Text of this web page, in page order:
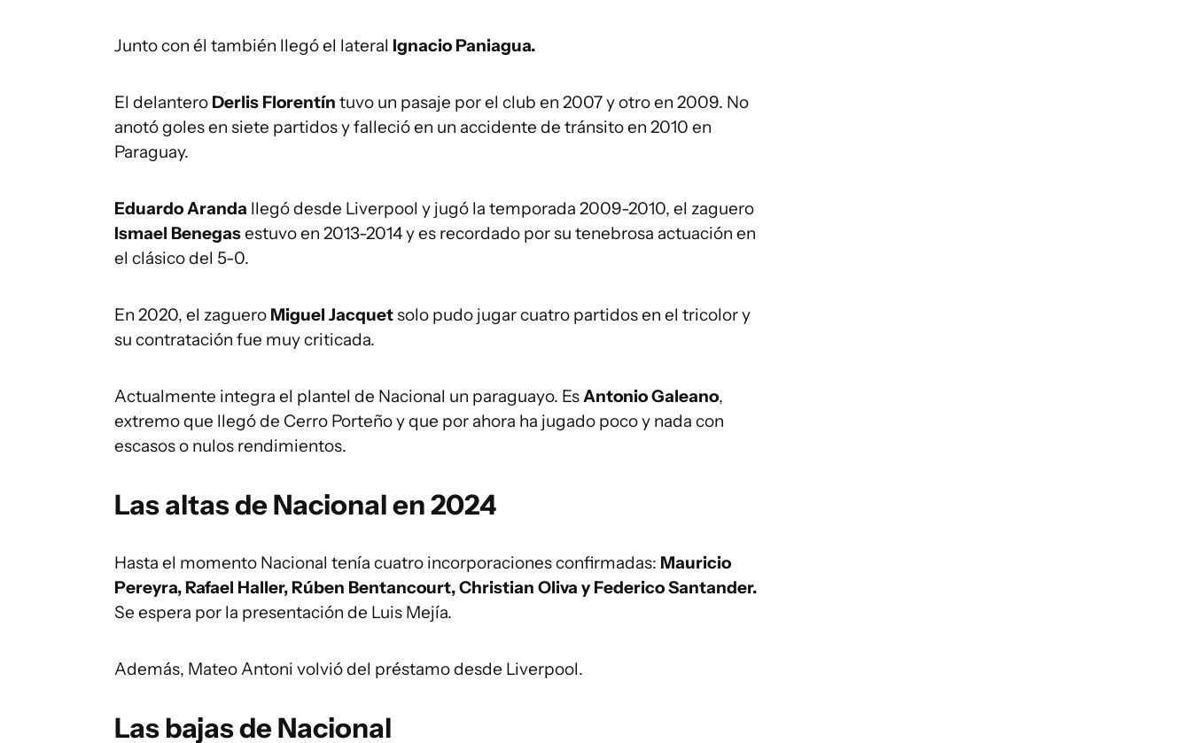
Junto con él también llegó el lateral Ignacio Paniagua.
El delantero Derlis Florentín tuvo un pasaje por el club en 2007 y otro en 2009. No
anotó goles en siete partidos y falleció en un accidente de tránsito en 2010 en
Paraguay.
Eduardo Aranda llegó desde Liverpool y jugó la temporada 2009-2010, el zaguero
Ismael Benegasestuvo en 2013-2014 y es recordado por su tenebrosa actuación en
el clásico del 5-0.
En 2020, el zaguero Miguel Jacquetsolo pudo jugar cuatro partidos en el tricolor y
su contratación fue muy criticada.
Actualmente integra el plantel de Nacional un paraguayo. EsAntonio Galeano,
extremo que llegó de Cerro Porteño y que por ahora ha jugado poco y nada con
escasos o nulos rendimientos.
Las altas de Nacional en 2024
Hasta el momento Nacional tenía cuatro incorporaciones confirmadas: Mauricio
Pereyra, Rafael Haller, Rúben Bentancourt, Christian Oliva y Federico Santander.
Se espera por la presentación de Luis Mejía.
Además, Mateo Antoni volvió del préstamo desde Liverpool.
Las bajas de Nacional